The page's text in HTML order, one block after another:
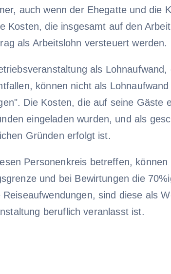
auch wenn der Ehegatte und die
Kosten, die insgesamt auf den
als Arbeitslohn versteuert werden.
als
können nicht als
Die Kosten, die auf seine Gäste
eingeladen wurden, und als
Gründen erfolgt ist.
Personenkreis betreffen,
und bei Bewirtungen die
sind diese als
beruflich veranlasst ist.